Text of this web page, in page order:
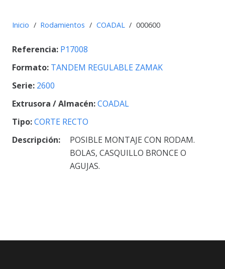
Inicio / Rodamientos / COADAL / 000600
Referencia: P17008
Formato: TANDEM REGULABLE ZAMAK
Serie: 2600
Extrusora / Almacén:COADAL
Tipo:CORTE RECTO
Descripción:
POSIBLE MONTAJE CON RODAM.
BOLAS, CASQUILLO BRONCE O
AGUJAS.